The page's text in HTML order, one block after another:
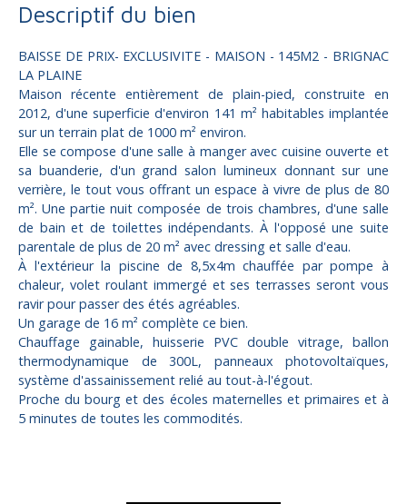
Descriptif du bien
BAISSE DE PRIX- EXCLUSIVITE - MAISON - 145M2 - BRIGNAC
LA PLAINE
Maison récente entièrement de plain-pied, construite en
2012, d'une superficie d'environ 141 m² habitables implantée
sur un terrain plat de 1000 m² environ.
Elle se compose d'une salle à manger avec cuisine ouverte et
sa buanderie, d'un grand salon lumineux donnant sur une
verrière, le tout vous offrant un espace à vivre de plus de 80
m². Une partie nuit composée de trois chambres, d'une salle
de bain et de toilettes indépendants. À l'opposé une suite
parentale de plus de 20 m² avec dressing et salle d'eau.
À l'extérieur la piscine de 8,5x4m chauffée par pompe à
chaleur, volet roulant immergé et ses terrasses seront vous
ravir pour passer des étés agréables.
Un garage de 16 m² complète ce bien.
Chauffage gainable, huisserie PVC double vitrage, ballon
thermodynamique de 300L, panneaux photovoltaïques,
système d'assainissement relié au tout-à-l'égout.
Proche du bourg et des écoles maternelles et primaires et à
5 minutes de toutes les commodités.